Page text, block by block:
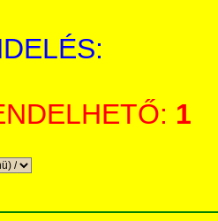
1